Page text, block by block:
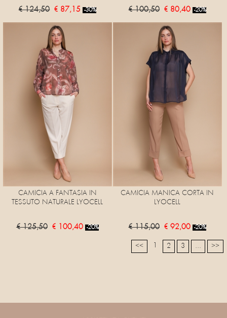
€ 124,50 € 87,15 -30% € 100,50 € 80,40 -20%
CAMICIA A FANTASIA IN
TESSUTO NATURALE LYOCELL
€ 125,50 € 100,40 -20%
CAMICIA MANICA CORTA IN
LYOCELL
€ 115,00 € 92,00 -20%
<< 2 3 ... >>